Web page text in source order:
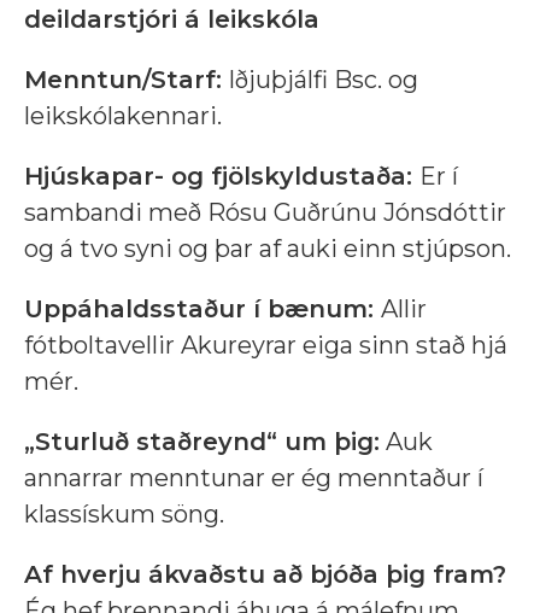
deildarstjóri á leikskóla
Menntun/Starf: Iðjuþjálfi Bsc. og
leikskólakennari.
Hjúskapar- og fjölskyldustaða: Er í
sambandi með Rósu Guðrúnu Jónsdóttir
og á tvo syni og þar af auki einn stjúpson.
Uppáhaldsstaður í bænum: Allir
fótboltavellir Akureyrar eiga sinn stað hjá
mér.
„Sturluð staðreynd“ um þig: Auk
annarrar menntunar er ég menntaður í
klassískum söng.
Af hverju ákvaðstu að bjóða þig fram?